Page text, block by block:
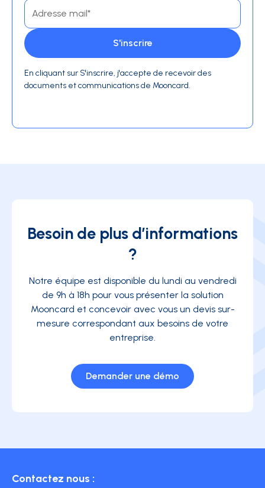
En cliquant sur S'inscrire, j'accepte de recevoir des
documents et communications de Mooncard.
Besoin de plus d’informations
?
Notre équipe est disponible du lundi au vendredi
de 9h à 18h pour vous présenter la solution
Mooncard et concevoir avec vous un devis sur-
mesure correspondant aux besoins de votre
entreprise.
Demander une démo
Contactez nous :